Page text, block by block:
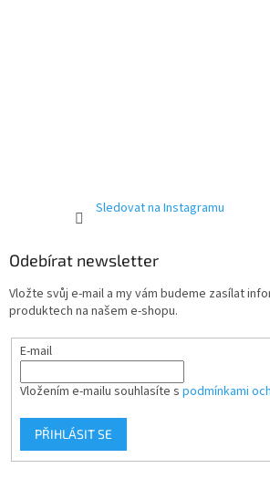
Sledovat na Instagramu
Odebírat newsletter
Vložte svůj e-mail a my vám budeme zasílat
produktech na našem e-shopu.
E-mail
Vložením e-mailu souhlasíte s podmínkami
PŘIHLÁSIT SE